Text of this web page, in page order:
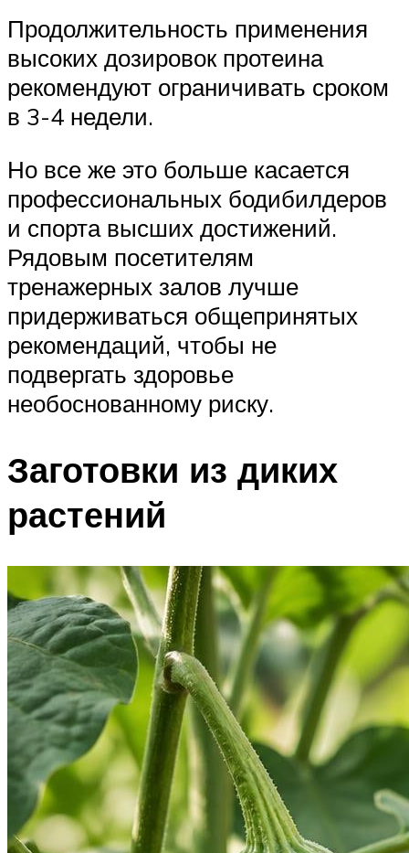
Продолжительность применения
высоких дозировок протеина
рекомендуют ограничивать сроком
в 3-4 недели.
Но все же это больше касается
профессиональных бодибилдеров
и спорта высших достижений.
Рядовым посетителям
тренажерных залов лучше
придерживаться общепринятых
рекомендаций, чтобы не
подвергать здоровье
необоснованному риску.
Заготовки из диких
растений